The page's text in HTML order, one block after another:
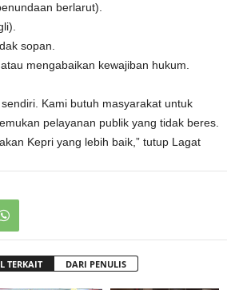
berlarut).
sopan.
mengabaikan kewajiban hukum.
Kami butuh masyarakat untuk
pelayanan publik yang tidak beres.
Kepri yang lebih baik,” tutup Lagat
TERKAIT DARI PENULIS